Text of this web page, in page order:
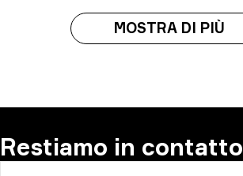
MOSTRA DI PIÙ
Restiamo in contatto